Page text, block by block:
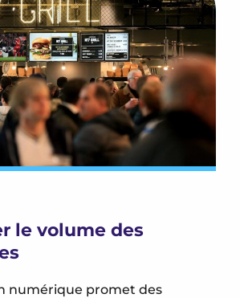
le volume des
numérique promet des